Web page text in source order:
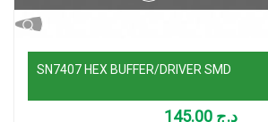
SN7407 HEX BUFFER/DRIVER SMD
د.ج